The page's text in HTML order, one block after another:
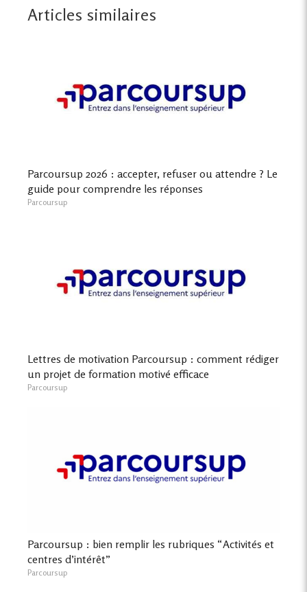
Articles similaires
Parcoursup 2026 : accepter, refuser ou attendre ? Le
guide pour comprendre les réponses
Parcoursup
Lettres de motivation Parcoursup : comment rédiger
un projet de formation motivé efficace
Parcoursup
Parcoursup : bien remplir les rubriques “Activités et
centres d’intérêt”
Parcoursup